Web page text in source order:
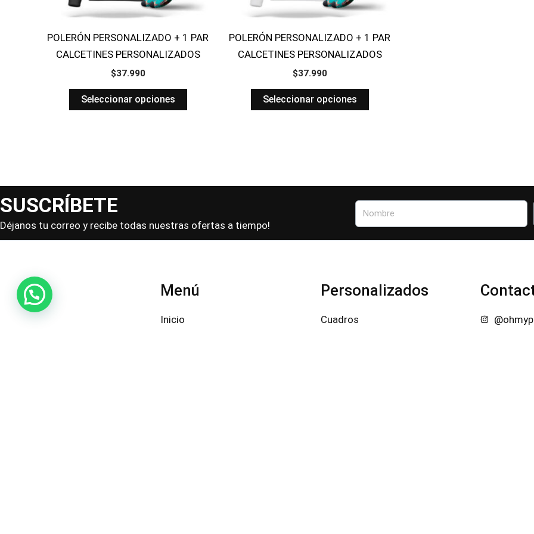
POLERÓN PERSONALIZADO + 1 PAR
CALCETINES PERSONALIZADOS
$37.990
Seleccionar opciones
POLERÓN PERSONALIZADO + 1 PAR
CALCETINES PERSONALIZADOS
$37.990
Seleccionar opciones
SUSCRÍBETE
Déjanos tu correo y recibe todas nuestras ofertas a tiempo!
Nombre
Menú
Inicio
Personalizados
Cuadros